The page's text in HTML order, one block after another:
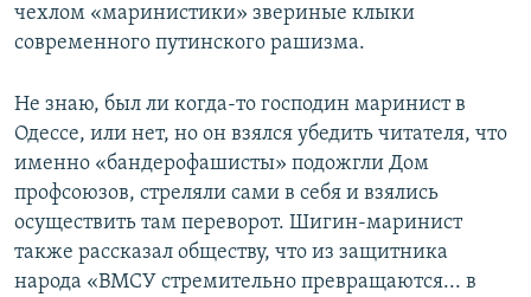
чехлом «маринистики» звериные клыки
современного путинского рашизма.
Не знаю, был ли когда-то господин маринист в
Одессе, или нет, но он взялся убедить читателя, что
именно «бандерофашисты» подожгли Дом
профсоюзов, стреляли сами в себя и взялись
осуществить там переворот. Шигин-маринист
также рассказал обществу, что из защитника
народа «ВМСУ стремительно превращаются... в